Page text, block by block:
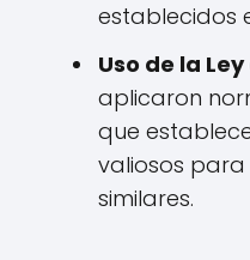
establecidos
Uso de la
aplicaron
que
valiosos
similares.